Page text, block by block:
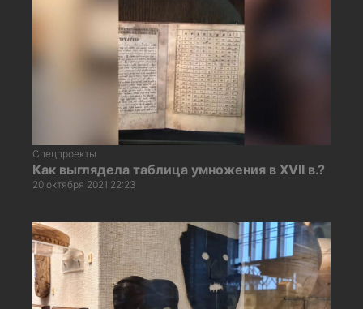
Спецпроекты
Как выглядела таблица умножения в XVII в.?
20 октября 2021 22:23